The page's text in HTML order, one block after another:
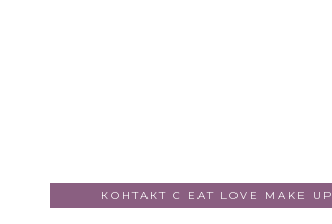
КОНТАКТ С EAT LOVE MAKE UP